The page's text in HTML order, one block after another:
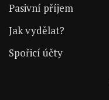
Pasivní příjem
Jak vydělat?
Spořicí účty